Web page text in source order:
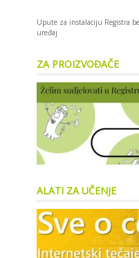
Upute za instalaciju Registra
uređaj
ZA PROIZVOĐAČE
ALATI ZA UČENJE